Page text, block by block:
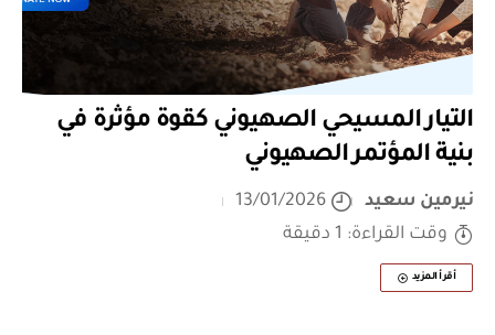
التيار المسيحي الصهيوني كقوة مؤثرة في
بنية المؤتمر الصهيوني
نيرمين سعيد
13/01/2026
وقت القراءة: 1 دقيقة
أقرأ المزيد